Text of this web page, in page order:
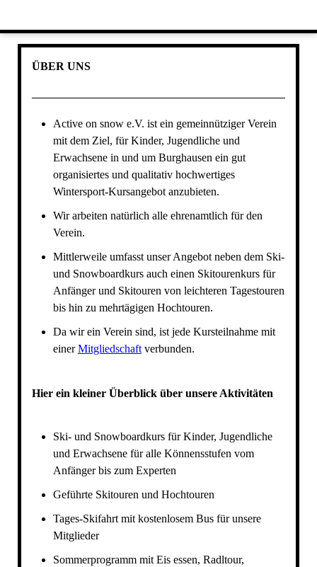
HAFTUNGSAUSSCHLUSS
ÜBER UNS
Active on snow e.V. ist ein gemeinnütziger Verein
mit dem Ziel, für Kinder, Jugendliche und
Erwachsene in und um Burghausen ein gut
organisiertes und qualitativ hochwertiges
Wintersport-Kursangebot anzubieten.
Wir arbeiten natürlich alle ehrenamtlich für den
Verein.
Mittlerweile umfasst unser Angebot neben dem Ski-
und Snowboardkurs auch einen Skitourenkurs für
Anfänger und Skitouren von leichteren Tagestouren
bis hin zu mehrtägigen Hochtouren.
Da wir ein Verein sind, ist jede Kursteilnahme mit
einerMitgliedschaftverbunden.
Hier ein kleiner Überblick über unsere Aktivitäten
Ski- und Snowboardkurs für Kinder, Jugendliche
und Erwachsene für alle Könnensstufen vom
Anfänger bis zum Experten
Geführte Skitouren und Hochtouren
Tages-Skifahrt mit kostenlosem Bus für unsere
Mitglieder
Sommerprogramm mit Eis essen, Radltour,